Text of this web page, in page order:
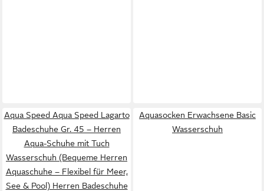
Aqua Speed Aqua Speed Lagarto
Badeschuhe Gr. 45 – Herren
Aqua-Schuhe mit Tuch
Wasserschuh (Bequeme Herren
Aquaschuhe – Flexibel für Meer,
See & Pool) Herren Badeschuhe
Aquasocken Erwachsene Basic
Wasserschuh